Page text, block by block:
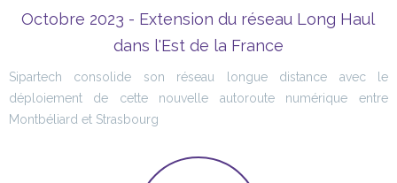
Octobre 2023 - Extension du réseau Long Haul
dans l'Est de la France
Sipartech consolide son réseau longue distance avec le
déploiement de cette nouvelle autoroute numérique entre
Montbéliard et Strasbourg